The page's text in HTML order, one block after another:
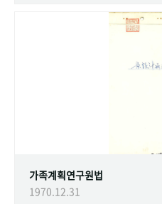
가족계획연구원법
1970.12.31